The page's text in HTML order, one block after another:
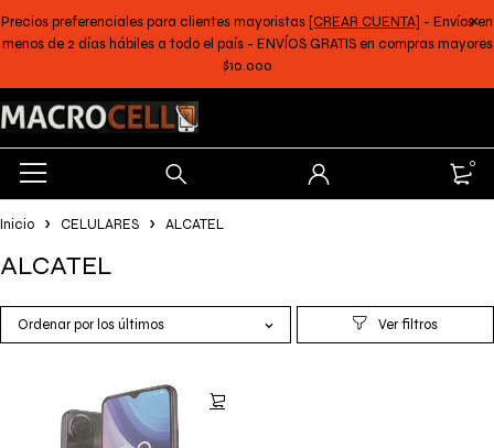
Precios preferenciales para clientes mayoristas [CREAR CUENTA] - Envíos en
menos de 2 días hábiles a todo el país - ENVÍOS GRATIS en compras mayores
$10.000
0
Inicio CELULARES ALCATEL
ALCATEL
Ordenar por los últimos